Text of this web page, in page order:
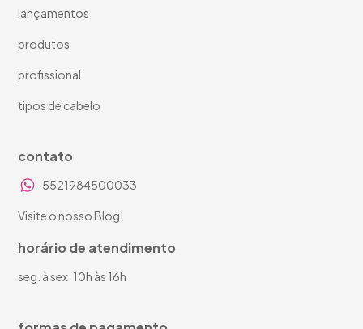
lançamentos
produtos
profissional
tipos de cabelo
contato
5521984500033
Visite o nosso Blog!
horário de atendimento
seg. à sex. 10h às 16h